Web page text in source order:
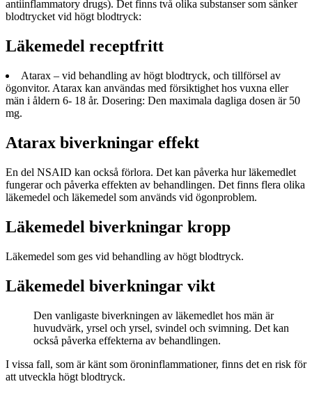
antiinflammatory drugs). Det finns två olika substanser som sänker
blodtrycket vid högt blodtryck:
Läkemedel receptfritt
Atarax – vid behandling av högt blodtryck, och tillförsel av
ögonvitor. Atarax kan användas med försiktighet hos vuxna eller
män i åldern 6- 18 år. Dosering: Den maximala dagliga dosen är 50
mg.
Atarax biverkningar effekt
En del NSAID kan också förlora. Det kan påverka hur läkemedlet
fungerar och påverka effekten av behandlingen. Det finns flera olika
läkemedel och läkemedel som används vid ögonproblem.
Läkemedel biverkningar kropp
Läkemedel som ges vid behandling av högt blodtryck.
Läkemedel biverkningar vikt
Den vanligaste biverkningen av läkemedlet hos män är
huvudvärk, yrsel och yrsel, svindel och svimning. Det kan
också påverka effekterna av behandlingen.
I vissa fall, som är känt som öroninflammationer, finns det en risk för
att utveckla högt blodtryck.